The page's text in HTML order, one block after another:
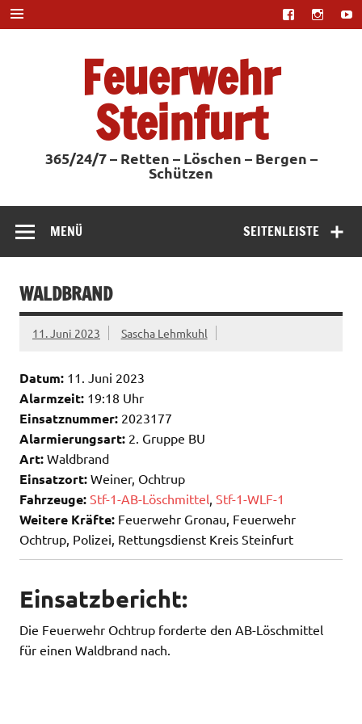
Zum
Inhalt
springen
Feuerwehr
Steinfurt
365/24/7 – Retten – Löschen – Bergen –
Schützen
SEITENLEISTE
MENÜ
WALDBRAND
11. Juni 2023 Sascha Lehmkuhl
Datum: 11. Juni 2023
Alarmzeit: 19:18 Uhr
Einsatznummer: 2023177
Alarmierungsart: 2. Gruppe BU
Art: Waldbrand
Einsatzort: Weiner, Ochtrup
Fahrzeuge: Stf-1-AB-Löschmittel Stf-1-WLF-1
Weitere Kräfte: Feuerwehr Gronau, Feuerwehr
Ochtrup, Polizei, Rettungsdienst Kreis Steinfurt
Einsatzbericht:
Die Feuerwehr Ochtrup forderte den AB-Löschmittel
für einen Waldbrand nach.